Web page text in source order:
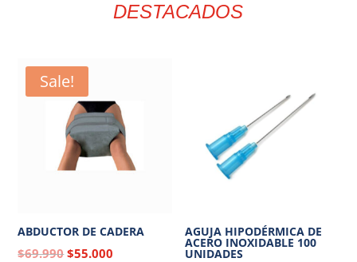
DESTACADOS
Sale!
ABDUCTOR DE CADERA
$69.990 $55.000
AGUJA HIPODÉRMICA DE
ACERO INOXIDABLE 100
UNIDADES